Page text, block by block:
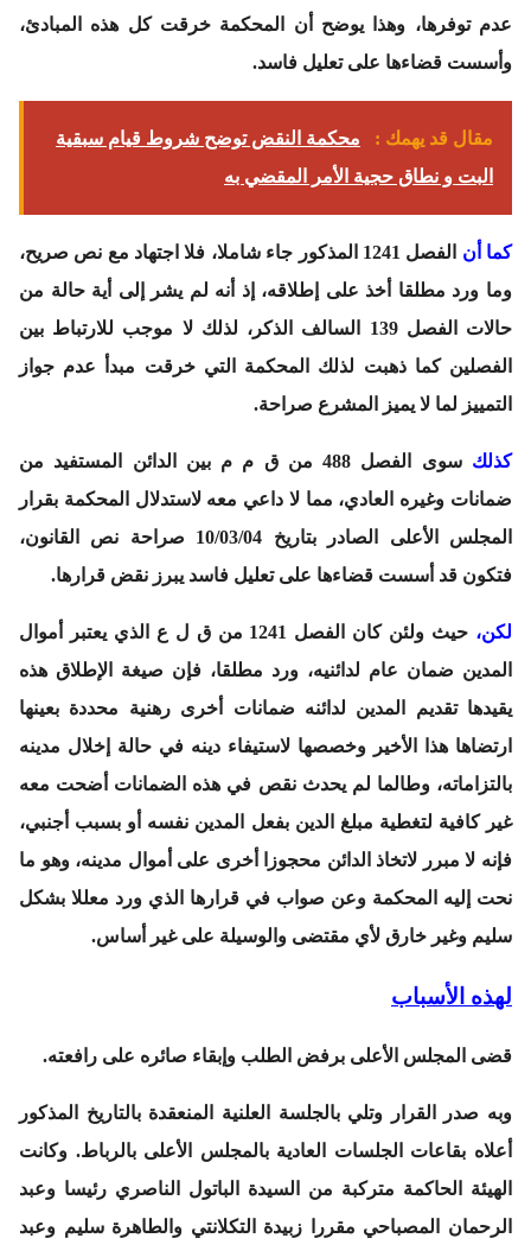
عدم توفرها، وهذا يوضح أن المحكمة خرقت كل هذه المبادئ،
وأسست قضاءها على تعليل فاسد.
مقال قد يهمك :
محكمة النقض توضح شروط قيام سبقية
البت و نطاق حجية الأمر المقضي به
كما أن
الفصل 1241 المذكور جاء شاملا، فلا اجتهاد مع نص صريح،
وما ورد مطلقا أخذ على إطلاقه، إذ أنه لم يشر إلى أية حالة من
حالات الفصل 139 السالف الذكر، لذلك لا موجب للارتباط بين
الفصلين كما ذهبت لذلك المحكمة التي خرقت مبدأ عدم جواز
التمييز لما لا يميز المشرع صراحة.
كذلك
سوى الفصل 488 من ق م م بين الدائن المستفيد من
ضمانات وغيره العادي، مما لا داعي معه لاستدلال المحكمة بقرار
المجلس الأعلى الصادر بتاريخ 10/03/04 صراحة نص القانون،
فتكون قد أسست قضاءها على تعليل فاسد يبرز نقض قرارها.
لكن،
حيث ولئن كان الفصل 1241 من ق ل ع الذي يعتبر أموال
المدين ضمان عام لدائنيه، ورد مطلقا، فإن صيغة الإطلاق هذه
يقيدها تقديم المدين لدائنه ضمانات أخرى رهنية محددة بعينها
ارتضاها هذا الأخير وخصصها لاستيفاء دينه في حالة إخلال مدينه
بالتزاماته، وطالما لم يحدث نقص في هذه الضمانات أضحت معه
غير كافية لتغطية مبلغ الدين بفعل المدين نفسه أو بسبب أجنبي،
فإنه لا مبرر لاتخاذ الدائن محجوزا أخرى على أموال مدينه، وهو ما
نحت إليه المحكمة وعن صواب في قرارها الذي ورد معللا بشكل
سليم وغير خارق لأي مقتضى والوسيلة على غير أساس.
لهذه الأسباب
قضى المجلس الأعلى برفض الطلب وإبقاء صائره على رافعته.
وبه صدر القرار وتلي بالجلسة العلنية المنعقدة بالتاريخ المذكور
أعلاه بقاعات الجلسات العادية بالمجلس الأعلى بالرباط. وكانت
الهيئة الحاكمة متركبة من السيدة الباتول الناصري رئيسا وعبد
الرحمان المصباحي مقررا زبيدة التكلانتي والطاهرة سليم وعبد